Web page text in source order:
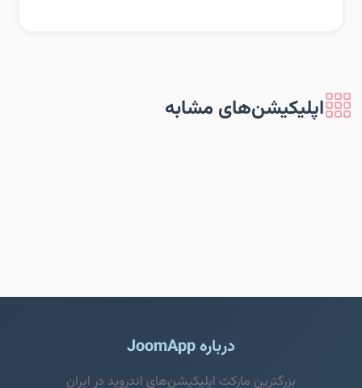
اپلیکیشن‌های مشابه
درباره JoomApp
بزرگترین مارکت اپلیکیشن‌های اندروید در ایران